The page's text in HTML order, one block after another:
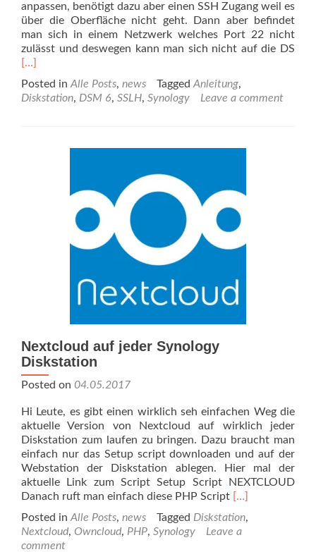
anpassen, benötigt dazu aber einen SSH Zugang weil es
über die Oberfläche nicht geht. Dann aber befindet
man sich in einem Netzwerk welches Port 22 nicht
zulässt und deswegen kann man sich nicht auf die DS
[…]
Posted in Alle Posts, news Tagged Anleitung,
Diskstation, DSM 6, SSLH, Synology Leave a comment
Nextcloud auf jeder Synology
Diskstation
Posted on 04.05.2017
Hi Leute, es gibt einen wirklich seh einfachen Weg die
aktuelle Version von Nextcloud auf wirklich jeder
Diskstation zum laufen zu bringen. Dazu braucht man
einfach nur das Setup script downloaden und auf der
Webstation der Diskstation ablegen. Hier mal der
aktuelle Link zum Script Setup Script NEXTCLOUD
Danach ruft man einfach diese PHP Script Read
about
Nextcloud
[…]
Posted in Alle Posts, news Tagged Diskstation,
Nextcloud, Owncloud, PHP, Synology
Leave a
comment